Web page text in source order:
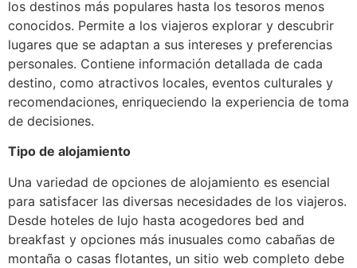
los destinos más populares hasta los tesoros menos
conocidos. Permite a los viajeros explorar y descubrir
lugares que se adaptan a sus intereses y preferencias
personales. Contiene información detallada de cada
destino, como atractivos locales, eventos culturales y
recomendaciones, enriqueciendo la experiencia de toma
de decisiones.
Tipo de alojamiento
Una variedad de opciones de alojamiento es esencial
para satisfacer las diversas necesidades de los viajeros.
Desde hoteles de lujo hasta acogedores bed and
breakfast y opciones más inusuales como cabañas de
montaña o casas flotantes, un sitio web completo debe